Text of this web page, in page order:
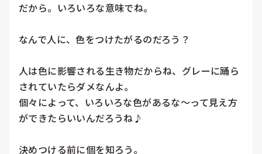
だから。いろいろな意味でね。
なんで人に、色をつけたがるのだろう？
人は色に影響される生き物だからね、グレーに踊ら
されていたらダメなんよ。
個々によって、いろいろな色があるな〜って見え方
ができたらいいんだろうね♪
決めつける前に個を知ろう。